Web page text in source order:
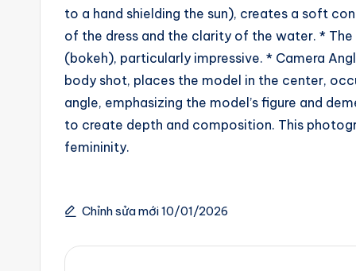
to a hand shielding the sun), creates a soft
of the dress and the clarity of the water. *
(bokeh), particularly impressive. * Camera
body shot, places the model in the center,
angle, emphasizing the model’s figure and
to create depth and composition. This
femininity.
Chỉnh sửa mới 10/01/2026